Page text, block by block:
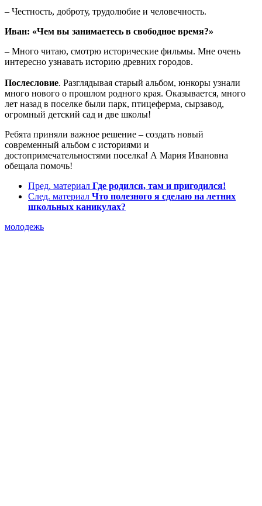
– Честность, доброту, трудолюбие и человечность.
Иван: «Чем вы занимаетесь в свободное время?»
– Много читаю, смотрю исторические фильмы. Мне очень
интересно узнавать историю древних городов.
Послесловие. Разглядывая старый альбом, юнкоры узнали
много нового о прошлом родного края. Оказывается, много
лет назад в поселке были парк, птицеферма, сырзавод,
огромный детский сад и две школы!
Ребята приняли важное решение – создать новый
современный альбом с историями и
достопримечательностями поселка! А Мария Ивановна
обещала помочь!
Пред. материал Где родился, там и пригодился!
След. материал Что полезного я сделаю на летних
школьных каникулах?
молодежь